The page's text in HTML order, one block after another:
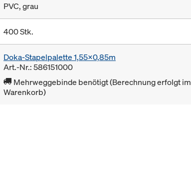
PVC, grau
400 Stk.
Doka-Stapelpalette 1,55x0,85m
Art.-Nr.: 586151000
Mehrweggebinde benötigt (Berechnung erfolgt im
Warenkorb)